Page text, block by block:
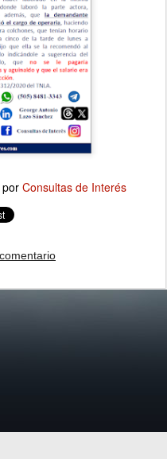
Consultas de Interés